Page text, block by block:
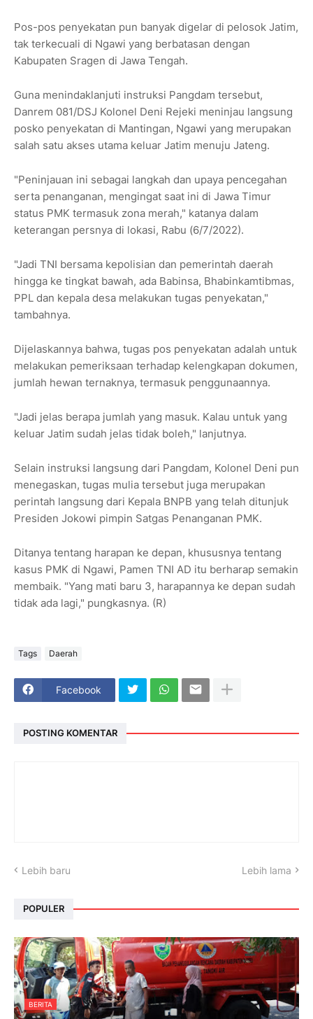
Pos-pos penyekatan pun banyak digelar di pelosok Jatim,
tak terkecuali di Ngawi yang berbatasan dengan
Kabupaten Sragen di Jawa Tengah.
Guna menindaklanjuti instruksi Pangdam tersebut,
Danrem 081/DSJ Kolonel Deni Rejeki meninjau langsung
posko penyekatan di Mantingan, Ngawi yang merupakan
salah satu akses utama keluar Jatim menuju Jateng.
"Peninjauan ini sebagai langkah dan upaya pencegahan
serta penanganan, mengingat saat ini di Jawa Timur
status PMK termasuk zona merah," katanya dalam
keterangan persnya di lokasi, Rabu (6/7/2022).
"Jadi TNI bersama kepolisian dan pemerintah daerah
hingga ke tingkat bawah, ada Babinsa, Bhabinkamtibmas,
PPL dan kepala desa melakukan tugas penyekatan,"
tambahnya.
Dijelaskannya bahwa, tugas pos penyekatan adalah untuk
melakukan pemeriksaan terhadap kelengkapan dokumen,
jumlah hewan ternaknya, termasuk penggunaannya.
"Jadi jelas berapa jumlah yang masuk. Kalau untuk yang
keluar Jatim sudah jelas tidak boleh," lanjutnya.
Selain instruksi langsung dari Pangdam, Kolonel Deni pun
menegaskan, tugas mulia tersebut juga merupakan
perintah langsung dari Kepala BNPB yang telah ditunjuk
Presiden Jokowi pimpin Satgas Penanganan PMK.
Ditanya tentang harapan ke depan, khususnya tentang
kasus PMK di Ngawi, Pamen TNI AD itu berharap semakin
membaik. "Yang mati baru 3, harapannya ke depan sudah
tidak ada lagi," pungkasnya. (R)
Tags Daerah
Facebook
POSTING KOMENTAR
Lebih baru Lebih lama
POPULER
BERITA